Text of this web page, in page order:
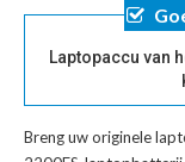
Laptopaccu van
Breng uw originele